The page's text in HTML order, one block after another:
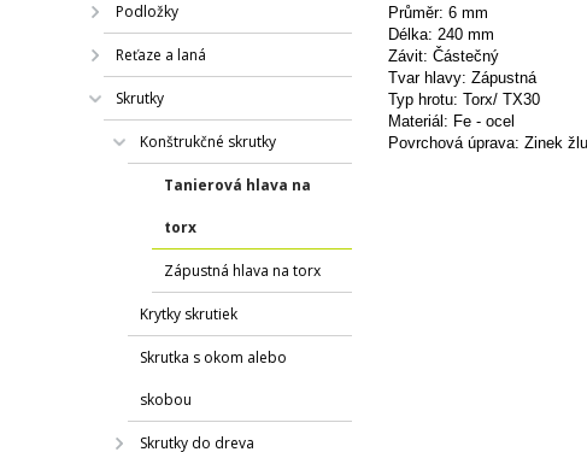
Podložky
Reťaze a laná
Skrutky
Konštrukčné skrutky
Tanierová hlava na
torx
Zápustná hlava na torx
Krytky skrutiek
Skrutka s okom alebo
skobou
Skrutky do dreva
Průměr: 6 mm
Délka: 240 mm
Závit: Částečný
Tvar hlavy: Zápustná
Typ hrotu: Torx/ TX30
Materiál: Fe - ocel
Povrchová úprava: Zinek